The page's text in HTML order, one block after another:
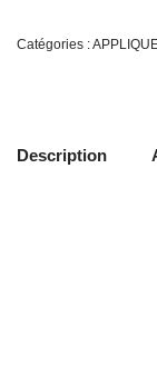
Catégories :
Description